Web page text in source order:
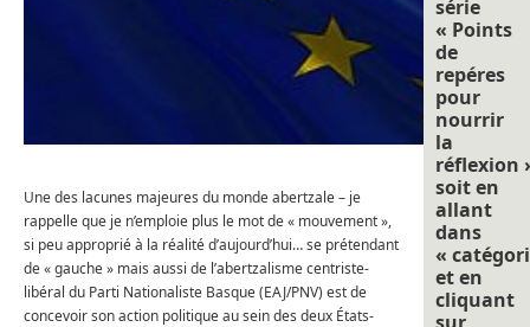
Une des lacunes majeures du monde abertzale – je
rappelle que je n’emploie plus le mot de « mouvement »,
si peu approprié à la réalité d’aujourd’hui… se prétendant
de « gauche » mais aussi de l’abertzalisme centriste-
libéral du Parti Nationaliste Basque (EAJ/PNV) est de
concevoir son action politique au sein des deux États-
série
« Points
de
repéres
pour
nourrir
la
réflexion
soit en
allant
dans
«
et en
cliquant